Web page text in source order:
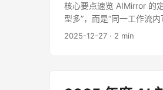
核心要点速览 AIMirror 的
型多”，而是“同一工作流
最后更新时间：2026-02-
2025-12-27 · 2 min